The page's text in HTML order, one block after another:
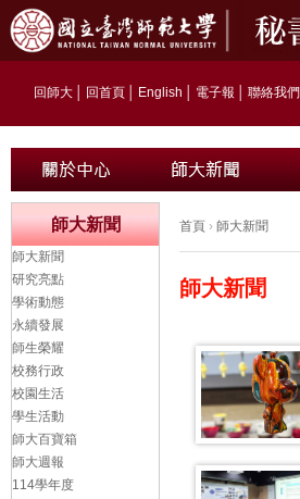
回師大 回首頁 English 電子報 聯絡我們
首頁 › 師大新聞
師大新聞
師大新聞
師大新聞
研究亮點
學術動態
永續發展
師生榮耀
校務行政
校園生活
學生活動
師大百寶箱
師大週報
114學年度